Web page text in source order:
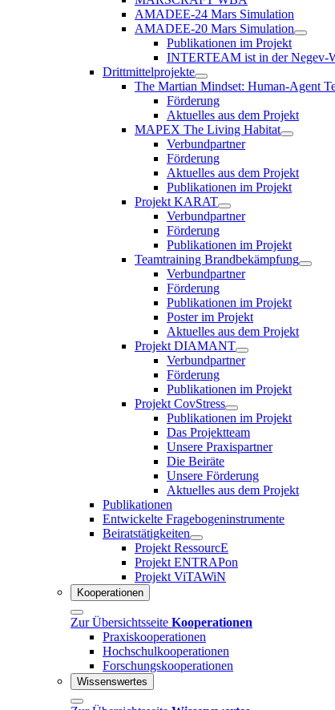
AMADEE-24 Mars Simulation
AMADEE-20 Mars Simulation
Publikationen im Projekt
INTERTEAM ist in der Negev-
Drittmittelprojekte
The Martian Mindset: Human-Agent
Förderung
Aktuelles aus dem Projekt
MAPEX The Living Habitat
Verbundpartner
Förderung
Aktuelles aus dem Projekt
Publikationen im Projekt
Projekt KARAT
Verbundpartner
Förderung
Publikationen im Projekt
Teamtraining Brandbekämpfung
Verbundpartner
Förderung
Publikationen im Projekt
Poster im Projekt
Aktuelles aus dem Projekt
Projekt DIAMANT
Verbundpartner
Förderung
Publikationen im Projekt
Projekt CovStress
Publikationen im Projekt
Das Projektteam
Unsere Praxispartner
Die Beiräte
Unsere Förderung
Aktuelles aus dem Projekt
Publikationen
Entwickelte Fragebogeninstrumente
Beiratstätigkeiten
Projekt RessourcE
Projekt ENTRAPon
Projekt ViTAWiN
Kooperationen
Zur Übersichtsseite Kooperationen
Praxiskooperationen
Hochschulkooperationen
Forschungskooperationen
Wissenswertes